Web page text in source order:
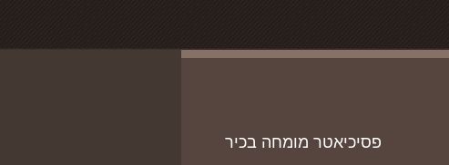
פסיכיאטר מומחה בכיר